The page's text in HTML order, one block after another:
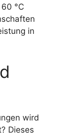
°C
in
wird
Dieses